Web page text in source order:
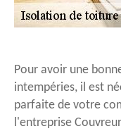
Pour avoir une
intempéries, il est
parfaite de votre
l'entreprise